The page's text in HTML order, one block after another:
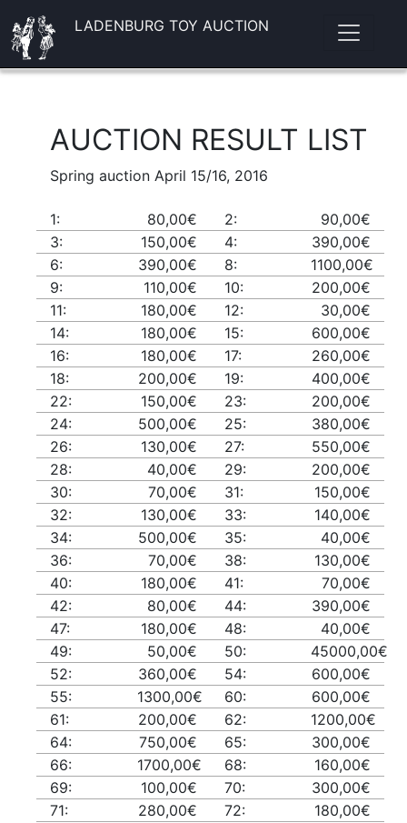
LADENBURG TOY AUCTION
AUCTION RESULT LIST
Spring auction April 15/16, 2016
1: 80,00€ 2:
90,00€
3:
150,00€ 4:
390,00€
6:
390,00€ 8:
1100,00€
9:
110,00€ 10:
200,00€
11:
180,00€ 12:
30,00€
14:
180,00€ 15:
600,00€
16:
180,00€ 17:
260,00€
18:
200,00€ 19:
400,00€
22:
150,00€ 23:
200,00€
24:
500,00€ 25:
380,00€
26:
130,00€ 27:
550,00€
28:
40,00€ 29:
200,00€
30:
70,00€ 31:
150,00€
32:
130,00€ 33:
140,00€
34:
500,00€ 35:
40,00€
36:
70,00€ 38:
130,00€
40:
180,00€ 41:
70,00€
42:
80,00€ 44:
390,00€
47:
180,00€ 48:
40,00€
49:
50,00€ 50:
45000,00€
52:
360,00€ 54:
600,00€
55:
1300,00€ 60:
600,00€
61:
200,00€ 62:
1200,00€
64:
750,00€ 65:
300,00€
66:
1700,00€ 68:
160,00€
69:
100,00€ 70:
300,00€
71:
280,00€ 72:
180,00€